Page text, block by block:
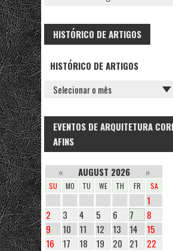
HISTÓRICO DE ARTIGOS
HISTÓRICO DE ARTIGOS
EVENTOS DE ARQUITETURA
AFINS
« AUGUST 2026 »
SU MO TU WE TH FR SA
1
2
3 4 5 6 7
8
9
10 11 12 13 14
15
16
17 18 19 20 21 22